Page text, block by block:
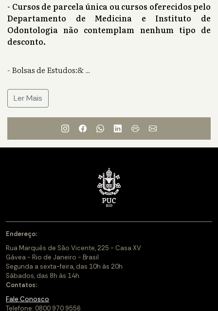
- Cursos de parcela única ou cursos oferecidos pelo
Departamento de Medicina e Instituto de
Odontologia não contemplam nenhum tipo de
desconto.
- Bolsas de Estudos:&...
Ler Mais
Endereço:
Rua Marquês de São Vicente, 225 - Casa XV
Gávea - Rio de Janeiro - Brasil
Segunda a sexta-feira, das 10h às 20h
Sábados, das 8h às 14h
Contatos:
Fale Conosco
Telefone: 0800 970 9556